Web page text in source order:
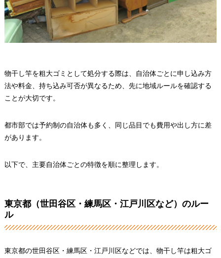
物干し竿を粗大ゴミとして処分する際は、自治体ごとに申し込み方
法や料金、持ち込み可否が異なるため、先に地域ルールを確認する
ことが大切です。
都市部では予約制の自治体も多く、同じ品目でも費用や出し方に差
があります。
以下で、主要自治体ごとの特徴を順に整理します。
東京都（世田谷区・練馬区・江戸川区など）のルー
ル
東京都の世田谷区・練馬区・江戸川区などでは、物干し竿は粗大ゴ